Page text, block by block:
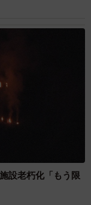
というまさ
設老朽化「もう限